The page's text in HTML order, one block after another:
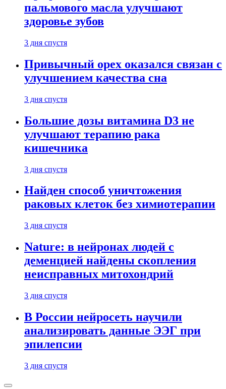
пальмового масла улучшают
здоровье зубов
3 дня спустя
Привычный орех оказался связан с
улучшением качества сна
3 дня спустя
Большие дозы витамина D3 не
улучшают терапию рака
кишечника
3 дня спустя
Найден способ уничтожения
раковых клеток без химиотерапии
3 дня спустя
Nature: в нейронах людей с
деменцией найдены скопления
неисправных митохондрий
3 дня спустя
В России нейросеть научили
анализировать данные ЭЭГ при
эпилепсии
3 дня спустя